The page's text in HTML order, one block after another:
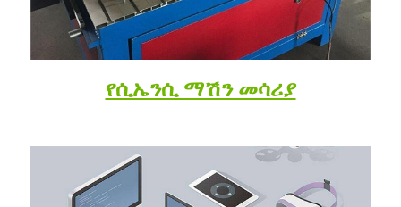
የሲኤንሲ ማሽን መሳሪያ